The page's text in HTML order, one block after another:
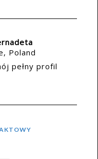
Poland
pełny profil